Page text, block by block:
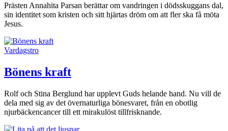
Prästen Annahita Parsan berättar om vandringen i döds­skuggans dal,
sin identitet som kristen och sitt hjärtas dröm om att fler ska få möta
Jesus.
Vardagstro
Bönens kraft
Rolf och Stina Berglund har upplevt Guds helande hand. Nu vill de
dela med sig av det övernaturliga böne­svaret, från en obotlig
njurbäcken­cancer till ett mirakulöst tillfrisknande.